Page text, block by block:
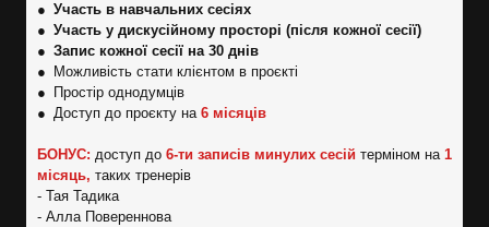
● Участь в навчальних сесіях
● Участь у дискусійному просторі (після кожної сесії)
● Запис кожної сесії на 30 днів
● Можливість стати клієнтом в проєкті
● Простір однодумців
● Доступ до проєкту на 6 місяців
БОНУС: доступ до 6-ти записів минулих сесій терміном на 1
місяць, таких тренерів
- Тая Тадика
- Алла Повереннова